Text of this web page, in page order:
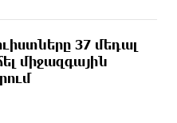
է. Մենուա
է 13,000,000,000 ՀՀ
արժեկտրոնային
37 մեդալ
միջազգային